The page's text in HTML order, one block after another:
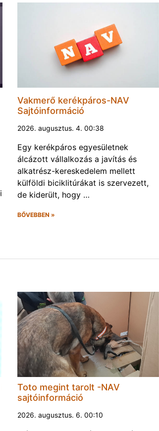
Vakmerő kerékpáros-NAV
Sajtóinformáció
2026. augusztus. 4. 00:38
Egy kerékpáros egyesületnek
álcázott vállalkozás a javítás és
alkatrész-kereskedelem mellett
külföldi biciklitúrákat is szervezett,
de kiderült, hogy …
BŐVEBBEN »
Toto megint tarolt -NAV
sajtóinformáció
2026. augusztus. 6. 00:10